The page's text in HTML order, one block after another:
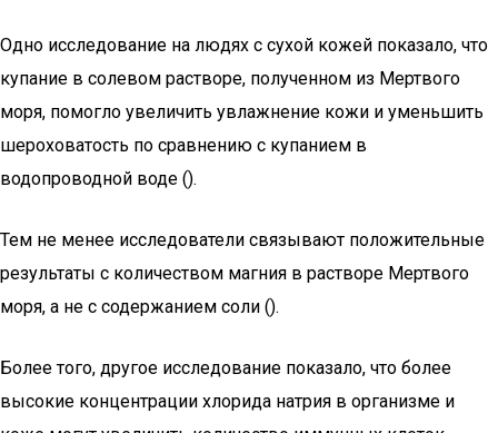
Одно исследование на людях с сухой кожей показало, что
купание в солевом растворе, полученном из Мертвого
моря, помогло увеличить увлажнение кожи и уменьшить
шероховатость по сравнению с купанием в
водопроводной воде ().
Тем не менее исследователи связывают положительные
результаты с количеством магния в растворе Мертвого
моря, а не с содержанием соли ().
Более того, другое исследование показало, что более
высокие концентрации хлорида натрия в организме и